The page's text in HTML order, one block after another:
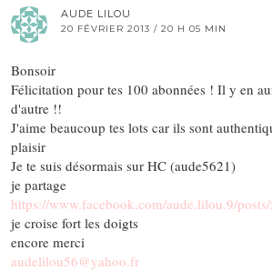
AUDE LILOU
20 FÉVRIER 2013 / 20 H 05 MIN
Bonsoir
Félicitation pour tes 100 abonnées ! Il y en
d'autre !!
J'aime beaucoup tes lots car ils sont
plaisir
Je te suis désormais sur HC (aude5621)
je partage
https://www.facebook.com/aude.lilou.9/
je croise fort les doigts
encore merci
audelilou56@yahoo.fr